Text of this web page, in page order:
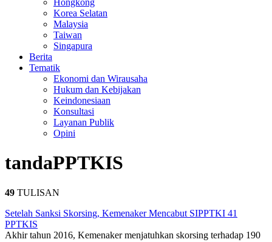
Hongkong
Korea Selatan
Malaysia
Taiwan
Singapura
Berita
Tematik
Ekonomi dan Wirausaha
Hukum dan Kebijakan
Keindonesiaan
Konsultasi
Layanan Publik
Opini
tandaPPTKIS
49 TULISAN
Setelah Sanksi Skorsing, Kemenaker Mencabut SIPPTKI 41
PPTKIS
Akhir tahun 2016, Kemenaker menjatuhkan skorsing terhadap 190